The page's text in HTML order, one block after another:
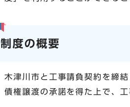
制度の概要
木津川市と工事請負契約を締
債権譲渡の承諾を得た上で、